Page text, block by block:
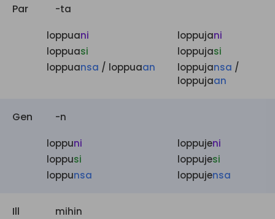
Par -ta
loppuani
loppuasi
loppuansa / loppuaan
loppujani
loppujasi
loppujansa /
loppujaan
Gen -n
loppuni
loppusi
loppunsa
loppujeni
loppujesi
loppujensa
Ill mihin